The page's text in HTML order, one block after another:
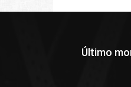
Último